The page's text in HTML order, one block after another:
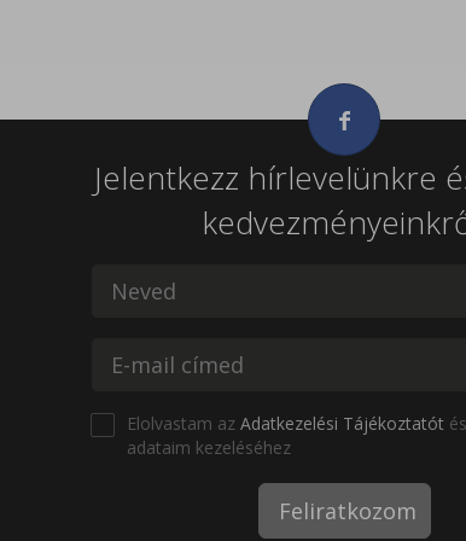
Jelentkezz hírlevelünkre
Elolvastam az Adatkezelési Tájékoztatót
adataim kezeléséhez
Feliratkozom